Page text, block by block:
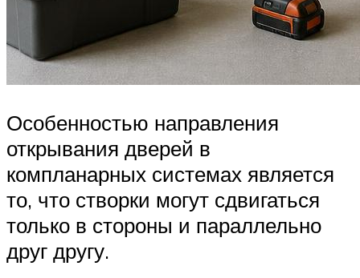
Особенностью направления
открывания дверей в
компланарных системах является
то, что створки могут сдвигаться
только в стороны и параллельно
друг другу.